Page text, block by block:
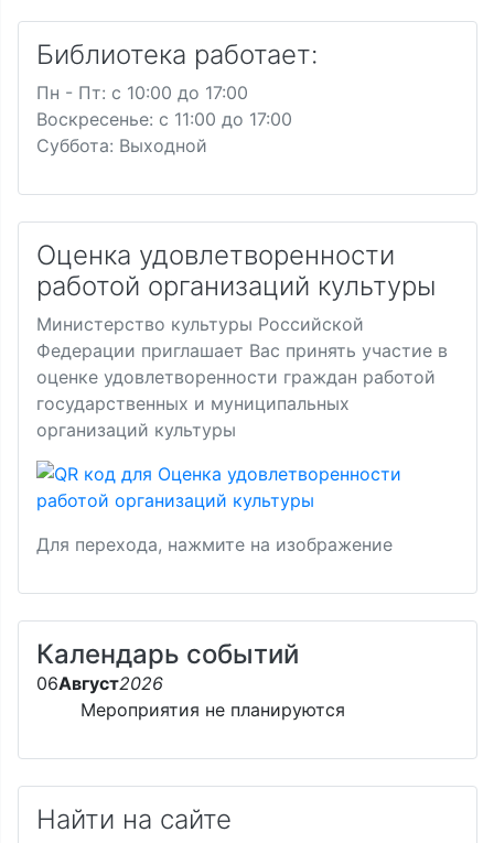
Библиотека работает:
Пн - Пт: c 10:00 до 17:00
Воскресенье: c 11:00 до 17:00
Суббота: Выходной
Оценка удовлетворенности
работой организаций культуры
Министерство культуры Российской
Федерации приглашает Вас принять участие в
оценке удовлетворенности граждан работой
государственных и муниципальных
организаций культуры
Для перехода, нажмите на изображение
Календарь событий
06Август2026
Мероприятия не планируются
Найти на сайте